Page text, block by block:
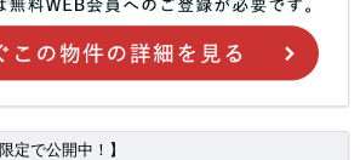
定で公開中！】